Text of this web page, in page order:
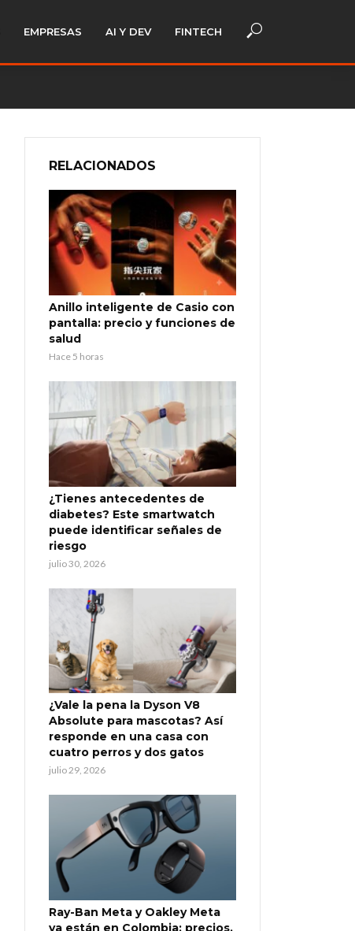
EMPRESAS AI Y DEV FINTECH
RELACIONADOS
Anillo inteligente de Casio con
pantalla: precio y funciones de
salud
Hace 5 horas
¿Tienes antecedentes de
diabetes? Este smartwatch
puede identificar señales de
riesgo
julio 30, 2026
¿Vale la pena la Dyson V8
Absolute para mascotas? Así
responde en una casa con
cuatro perros y dos gatos
julio 29, 2026
Ray-Ban Meta y Oakley Meta
ya están en Colombia: precios,